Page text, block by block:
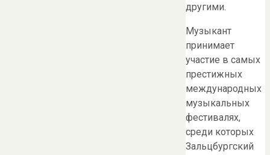
другими.
Музыкант
принимает
участие в самых
престижных
международных
музыкальных
фестивалях,
среди которых
Зальцбургский